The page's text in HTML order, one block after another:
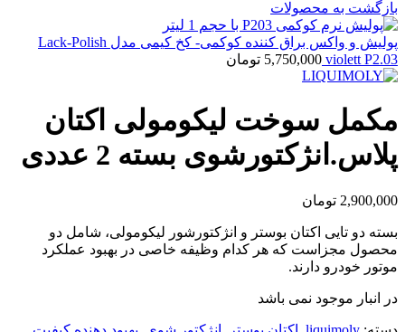
بازگشت به محصولات
پولیش و واکس براق کننده کوکمی- کخ کیمی مدل Lack-Polish
violett P2.03
5,750,000 تومان
مکمل سوخت لیکومولی اکتان
پلاس.انژکتورشوی بسته 2 عددی
2,900,000 تومان
بسته دو تایی اکتان بوستر و انژکتورشور لیکومولی، شامل دو
محصول مجزاست که هر کدام وظیفه خاصی در بهبود عملکرد
موتور خودرو دارند.
در انبار موجود نمی باشد